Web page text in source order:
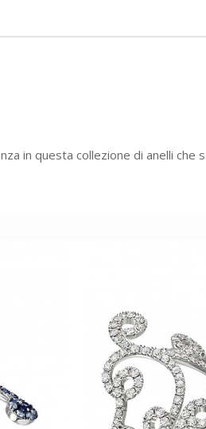
in questa collezione di anelli che